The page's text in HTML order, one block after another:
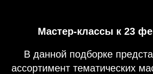
Мастер-классы к 23
В данной подборке
ассортимент тематических